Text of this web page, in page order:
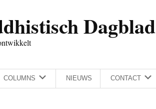
Dagblad
COLUMNS NIEUWS CONTACT